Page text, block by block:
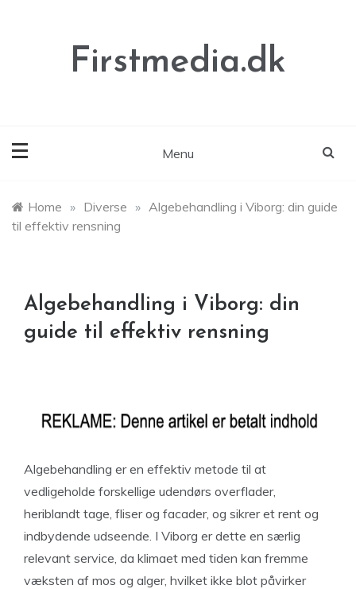
Firstmedia.dk
Menu
Home » Diverse » Algebehandling i Viborg: din guide
til effektiv rensning
Algebehandling i Viborg: din
guide til effektiv rensning
Algebehandling er en effektiv metode til at
vedligeholde forskellige udendørs overflader,
heriblandt tage, fliser og facader, og sikrer et rent og
indbydende udseende. I Viborg er dette en særlig
relevant service, da klimaet med tiden kan fremme
væksten af mos og alger, hvilket ikke blot påvirker